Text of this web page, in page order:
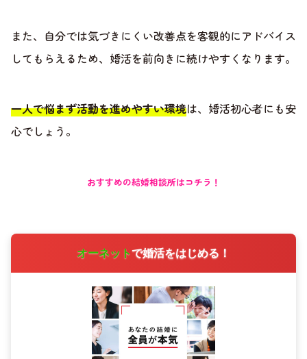
また、自分では気づきにくい改善点を客観的にアドバイス
してもらえるため、婚活を前向きに続けやすくなります。
一人で悩まず活動を進めやすい環境は、婚活初心者にも安
心でしょう。
おすすめの結婚相談所はコチラ！
オーネットで婚活をはじめる！